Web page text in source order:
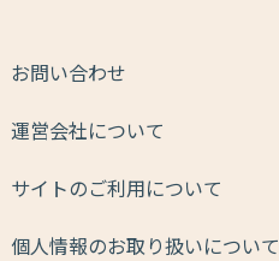
お問い合わせ
運営会社について
サイトのご利用について
個人情報のお取り扱いについて